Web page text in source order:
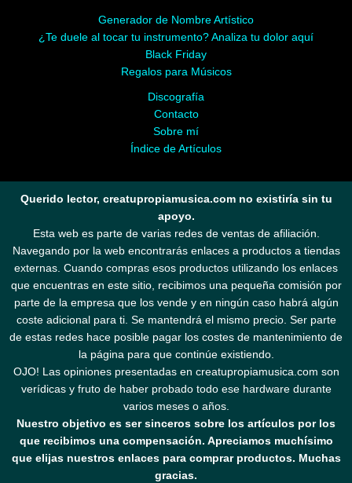
Generador de Nombre Artístico
¿Te duele al tocar tu instrumento? Analiza tu dolor aquí
Black Friday
Regalos para Músicos
Discografía
Contacto
Sobre mí
Índice de Artículos
Querido lector, creatupropiamusica.com no existiría sin tu
apoyo.
Esta web es parte de varias redes de ventas de afiliación.
Navegando por la web encontrarás enlaces a productos a tiendas
externas. Cuando compras esos productos utilizando los enlaces
que encuentras en este sitio, recibimos una pequeña comisión por
parte de la empresa que los vende y en ningún caso habrá algún
coste adicional para ti. Se mantendrá el mismo precio. Ser parte
de estas redes hace posible pagar los costes de mantenimiento de
la página para que continúe existiendo.
OJO! Las opiniones presentadas en creatupropiamusica.com son
verídicas y fruto de haber probado todo ese hardware durante
varios meses o años.
Nuestro objetivo es ser sinceros sobre los artículos por los
que recibimos una compensación. Apreciamos muchísimo
que elijas nuestros enlaces para comprar productos. Muchas
gracias.